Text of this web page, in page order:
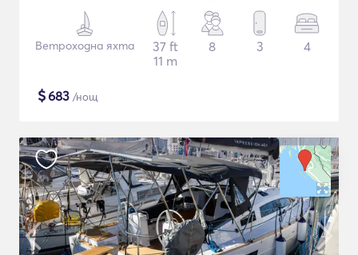
Ветроходна яхта
37 ft
11 m
8 3 4
$683 /нощ